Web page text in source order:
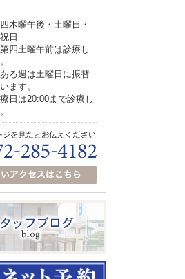
木曜午後・土曜日・
日
四土曜午前は診療し
る週は土曜日に振替
ます。
日は20:00まで診療し